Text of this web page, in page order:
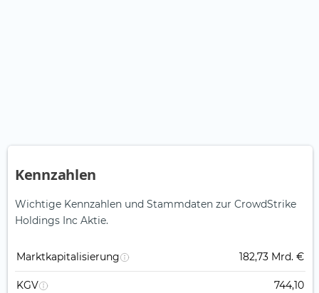
Kennzahlen
Wichtige Kennzahlen und Stammdaten zur CrowdStrike
Holdings Inc Aktie.
Marktkapitalisierung 182,73 Mrd. €
KGV 744,10